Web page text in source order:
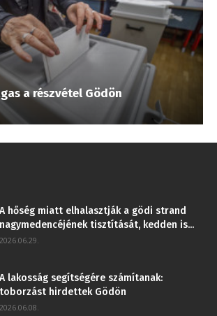
a részvétel Gödön
A hőség miatt elhalasztják a gödi strand
nagymedencéjének tisztítását, kedden is...
2026.06.29.
A lakosság segítségére számítanak:
toborzást hirdettek Gödön
2026.06.08.